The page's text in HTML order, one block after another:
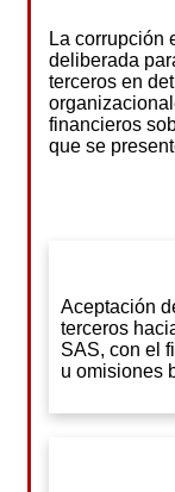
La corrupción
deliberada
terceros en
financieros
que se
Aceptación
terceros
SAS, con el
u omisiones